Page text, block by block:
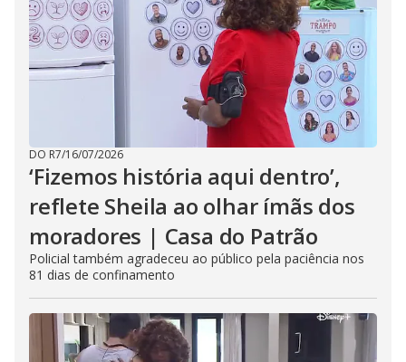
DO R7/16/07/2026
‘Fizemos história aqui dentro’,
reflete Sheila ao olhar ímãs dos
moradores | Casa do Patrão
Policial também agradeceu ao público pela paciência nos
81 dias de confinamento